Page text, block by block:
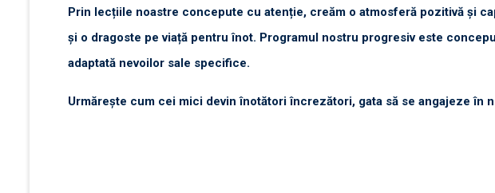
Prin lecțiile noastre concepute cu atenție, creăm o atmosferă pozitivă și
și o dragoste pe viață pentru înot. Programul nostru progresiv este
adaptată nevoilor sale specifice.
Urmărește cum cei mici devin înotători încrezători, gata să se angajeze în